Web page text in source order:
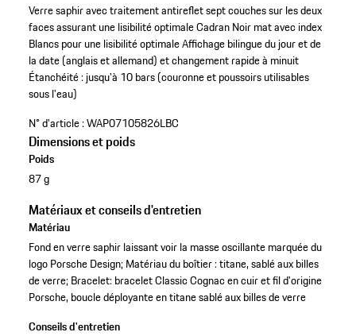
Verre saphir avec traitement antireflet sept couches sur les deux
faces assurant une lisibilité optimaleCadran Noir mat avec index
Blancs pour une lisibilité optimaleAffichage bilingue du jour et de
la date (anglais et allemand) et changement rapide à minuit
Étanchéité : jusqu'à 10 bars (couronne et poussoirs utilisables
sous l'eau)
N° d'article :WAP07105826LBC
Dimensions et poids
Poids
87 g
Matériaux et conseils d'entretien
Matériau
Fond en verre saphir laissant voir la masse oscillante marquée du
logo Porsche Design; Matériau du boîtier : titane, sablé aux billes
de verre; Bracelet: bracelet Classic Cognac en cuir et fil d'origine
Porsche, boucle déployante en titane sablé aux billes de verre
Conseils d'entretien